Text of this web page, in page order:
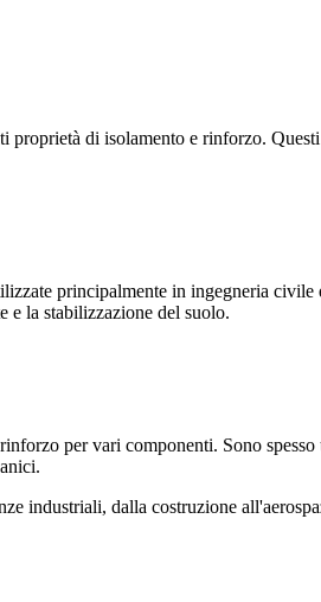
di isolamento e rinforzo.
principalmente in ingegneria
e la stabilizzazione del suolo.
per vari componenti. Sono
industriali, dalla costruzione